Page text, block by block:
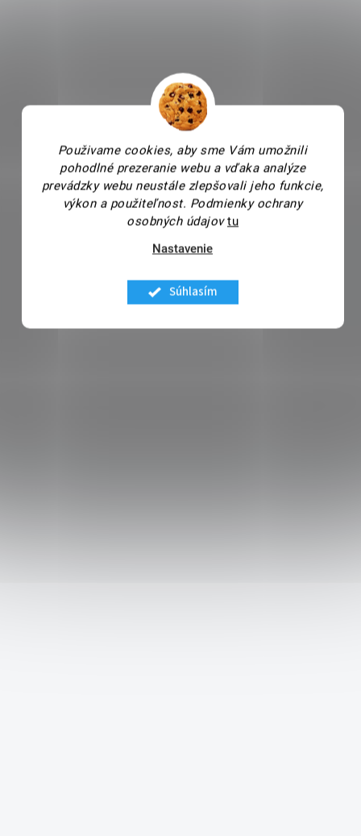
Použivame cookies, aby sme Vám umožnili
pohodlné prezeranie webu a vďaka analýze
prevádzky webu neustále zlepšovali jeho funkcie,
výkon a použiteľnost. Podmienky ochrany
osobných údajov tu
Nastavenie
Súhlasím